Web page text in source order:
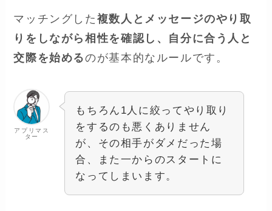
マッチングした 複数人とメッセージのやり取
りをしながら相性を確認し、自分に合う人と
交際を始めるのが基本的なルールです。
アプリマス
ター
もちろん1人に絞ってやり取り
をするのも悪くありません
が、その相手がダメだった場
合、また一からのスタートに
なってしまいます。